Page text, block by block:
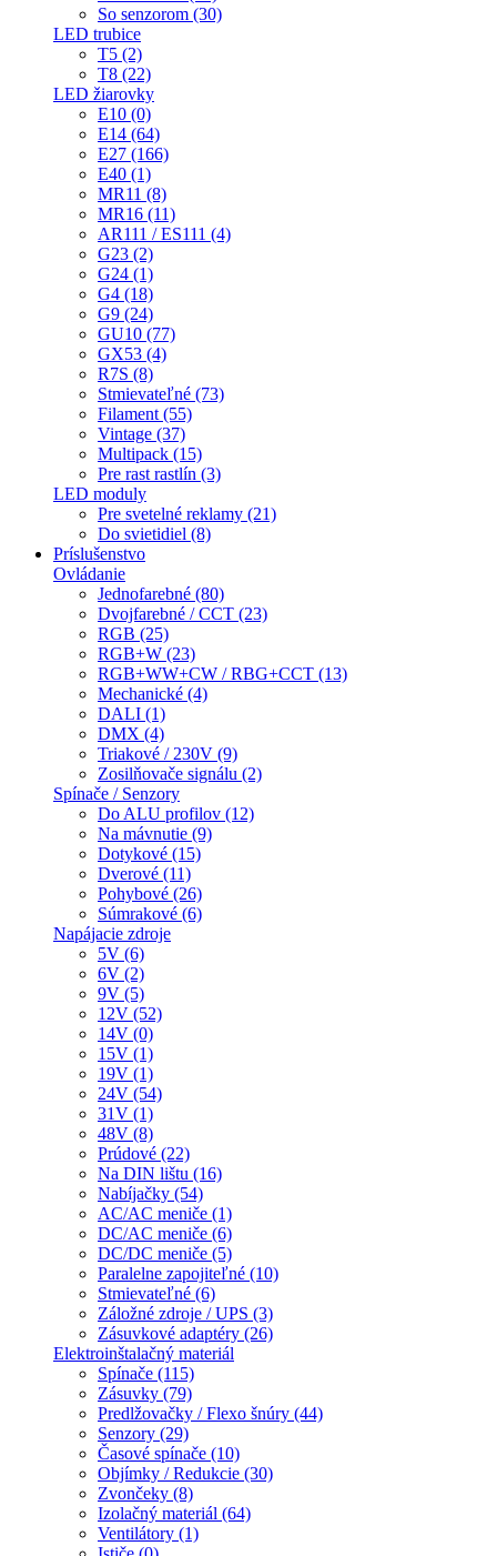
So senzorom (30)
LED trubice
T5 (2)
T8 (22)
LED žiarovky
E10 (0)
E14 (64)
E27 (166)
E40 (1)
MR11 (8)
MR16 (11)
AR111 / ES111 (4)
G23 (2)
G24 (1)
G4 (18)
G9 (24)
GU10 (77)
GX53 (4)
R7S (8)
Stmievateľné (73)
Filament (55)
Vintage (37)
Multipack (15)
Pre rast rastlín (3)
LED moduly
Pre svetelné reklamy (21)
Do svietidiel (8)
Príslušenstvo
Ovládanie
Jednofarebné (80)
Dvojfarebné / CCT (23)
RGB (25)
RGB+W (23)
RGB+WW+CW / RBG+CCT (13)
Mechanické (4)
DALI (1)
DMX (4)
Triakové / 230V (9)
Zosilňovače signálu (2)
Spínače / Senzory
Do ALU profilov (12)
Na mávnutie (9)
Dotykové (15)
Dverové (11)
Pohybové (26)
Súmrakové (6)
Napájacie zdroje
5V (6)
6V (2)
9V (5)
12V (52)
14V (0)
15V (1)
19V (1)
24V (54)
31V (1)
48V (8)
Prúdové (22)
Na DIN lištu (16)
Nabíjačky (54)
AC/AC meniče (1)
DC/AC meniče (6)
DC/DC meniče (5)
Paralelne zapojiteľné (10)
Stmievateľné (6)
Záložné zdroje / UPS (3)
Zásuvkové adaptéry (26)
Elektroinštalačný materiál
Spínače (115)
Zásuvky (79)
Predlžovačky / Flexo šnúry (44)
Senzory (29)
Časové spínače (10)
Objímky / Redukcie (30)
Zvončeky (8)
Izolačný materiál (64)
Ventilátory (1)